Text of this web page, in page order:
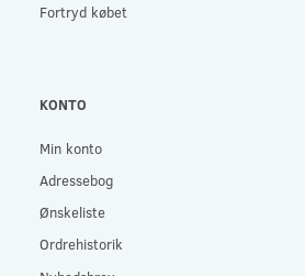
Fortryd købet
KONTO
Min konto
Adressebog
Ønskeliste
Ordrehistorik